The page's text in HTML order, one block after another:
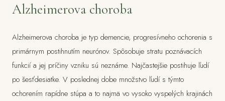
Alzheimerova choroba
Alzheimerova choroba je typ demencie, progresívneho ochorenia s
primárnym postihnutím neurónov. Spôsobuje stratu poznávacích
funkcií a jej príčiny vzniku sú neznáme. Najčastejšie postihuje ľudí
po šesťdesiatke. V poslednej dobe množstvo ľudí s týmto
ochorením rapídne stúpa a to najmä vo vysoko vyspelých krajinách